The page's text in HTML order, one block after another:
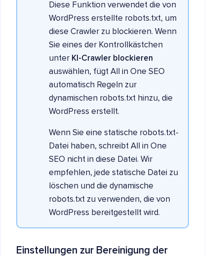
Diese Funktion verwendet die von
WordPress erstellte robots.txt, um
diese Crawler zu blockieren. Wenn
Sie eines der Kontrollkästchen
unter KI-Crawler blockieren
auswählen, fügt All in One SEO
automatisch Regeln zur
dynamischen robots.txt hinzu, die
WordPress erstellt.
Wenn Sie eine statische robots.txt-
Datei haben, schreibt All in One
SEO nicht in diese Datei. Wir
empfehlen, jede statische Datei zu
löschen und die dynamische
robots.txt zu verwenden, die von
WordPress bereitgestellt wird.
Einstellungen zur Bereinigung der